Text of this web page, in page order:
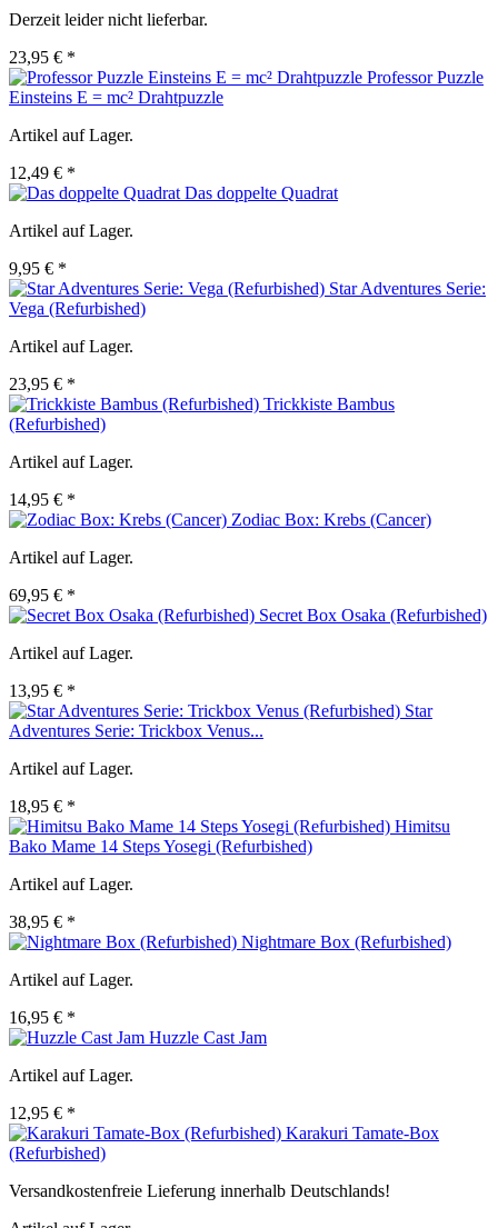
Derzeit leider nicht lieferbar.
23,95 € *
Professor Puzzle
Einsteins E = mc² Drahtpuzzle
Artikel auf Lager.
12,49 € *
Das doppelte Quadrat
Artikel auf Lager.
9,95 € *
Star Adventures Serie:
Vega (Refurbished)
Artikel auf Lager.
23,95 € *
Trickkiste Bambus
(Refurbished)
Artikel auf Lager.
14,95 € *
Zodiac Box: Krebs (Cancer)
Artikel auf Lager.
69,95 € *
Secret Box Osaka (Refurbished)
Artikel auf Lager.
13,95 € *
Star
Adventures Serie: Trickbox Venus...
Artikel auf Lager.
18,95 € *
Himitsu
Bako Mame 14 Steps Yosegi (Refurbished)
Artikel auf Lager.
38,95 € *
Nightmare Box (Refurbished)
Artikel auf Lager.
16,95 € *
Huzzle Cast Jam
Artikel auf Lager.
12,95 € *
Karakuri Tamate-Box
(Refurbished)
Versandkostenfreie Lieferung innerhalb Deutschlands!